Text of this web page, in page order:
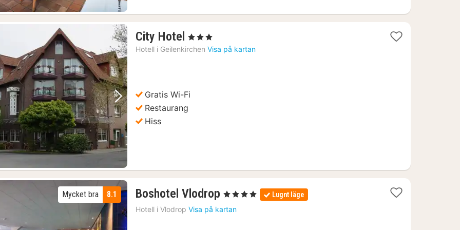
Föregående bild Nästa bild
City Hotel 1
natt
, 3 Stjärnor
Hotell i Geilenkirchen Visa på kartan
Gratis Wi-Fi
Restaurang
Hiss
8.1
Mycket bra Boshotel Vlodrop 1
natt
från
, 4 Stjärnor Lugnt läge
Hotell i Vlodrop Visa på kartan